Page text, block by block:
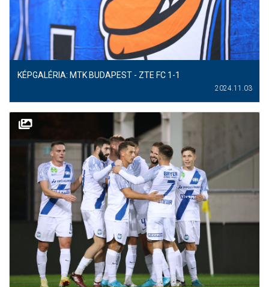
KÉPGALÉRIA: MTK BUDAPEST - ZTE FC 1-1
2024.11.03